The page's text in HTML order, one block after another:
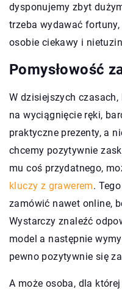
dysponujemy zbyt
trzeba wydawać
osobie ciekawy i
Pomysłowość
W dzisiejszych
na wyciągnięcie ręki,
praktyczne prezenty, a
chcemy pozytywnie
mu coś przydatnego,
kluczy z grawerem.
zamówić nawet online,
Wystarczy znaleźć
model a następnie
pewno pozytywnie się
A może osoba, dla